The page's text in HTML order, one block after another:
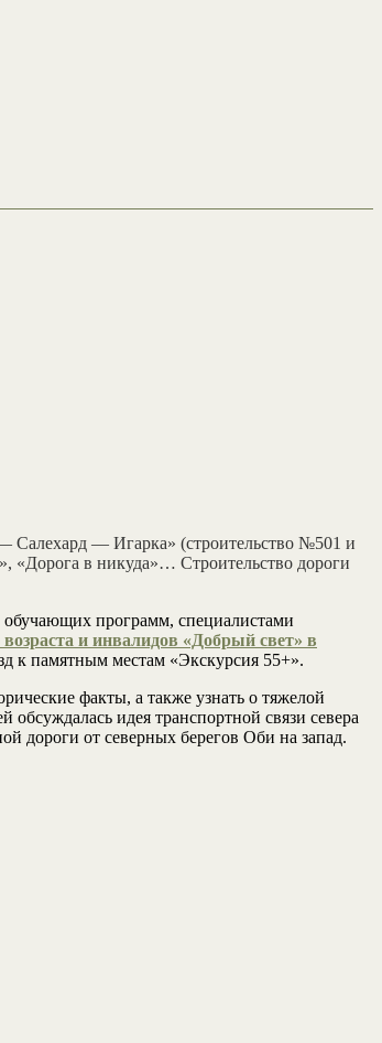
— Игарка» (строительство №501 и
«Дорога в никуда»… Строительство дороги
обучающих программ, специалистами
и инвалидов «Добрый свет» в
к памятным местам «Экскурсия 55+».
факты, а также узнать о тяжелой
идея транспортной связи севера
дороги от северных берегов Оби на запад.